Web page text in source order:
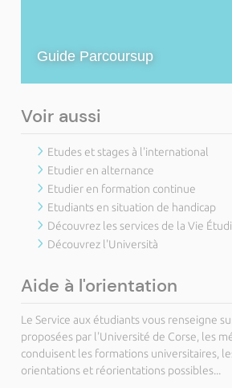
Guide Parcoursup
Voir aussi
Etudes et stages à l'international
Etudier en alternance
Etudier en formation continue
Etudiants en situation de handicap
Découvrez les services de la Vie
Découvrez l'Università
Aide à l'orientation
Le Service aux étudiants vous renseigne
proposées par l'Université de Corse, les
conduisent les formations universitaires,
orientations et réorientations possibles...